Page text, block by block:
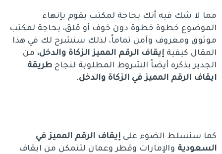
مما لا شك فيه أنك بحاجة لمكتب يقوم بإنهاء
الموضوع خطوة خطوة دون خوف أو قلق، بحاجة لمكتب
موثوق ومعروف وآمن تماماً، لذلك سنشرح لك في هذا
المقال كيفيةإيقاف الرقم المميز الزكاة والدخل، من
الجدير بذكره أيضاً الشروط المطلوبة لنجاحطريقة
ايقاف الرقم المميز في الزكاة والدخل.
كما سنسلط الضوء علىإيقاف الرقم المميز في
السعودية والإمارات وقطر وعمان لتتمكن من ايقاف